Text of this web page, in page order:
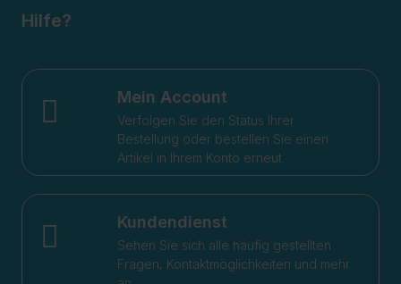
Hilfe?
Mein Account
Verfolgen Sie den Status Ihrer
Bestellung oder bestellen Sie einen
Artikel in Ihrem Konto erneut.
Kundendienst
Sehen Sie sich alle häufig gestellten
Fragen, Kontaktmöglichkeiten und mehr